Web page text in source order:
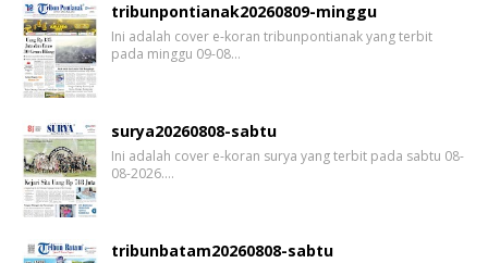
tribunpontianak20260809-minggu
Ini adalah cover e-koran tribunpontianak yang terbit
pada minggu 09-08…
surya20260808-sabtu
Ini adalah cover e-koran surya yang terbit pada sabtu 08-
08-2026.…
tribunbatam20260808-sabtu